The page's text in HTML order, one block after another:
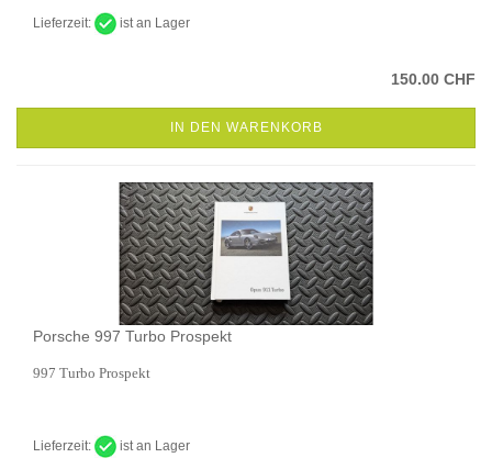
Lieferzeit: ist an Lager
150.00 CHF
IN DEN WARENKORB
Porsche 997 Turbo Prospekt
997 Turbo Prospekt
Lieferzeit: ist an Lager